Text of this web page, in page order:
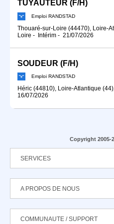
TUYAUTEUR (F/H)
Emploi RANDSTAD
Thouaré-sur-Loire (44470), Loire-
Loire - Intérim - 21/07/2026
SOUDEUR (F/H)
Emploi RANDSTAD
Héric (44810), Loire-Atlantique
16/07/2026
Copyright 2005-
SERVICES
A PROPOS DE NOUS
COMMUNAUTE / SUPPORT